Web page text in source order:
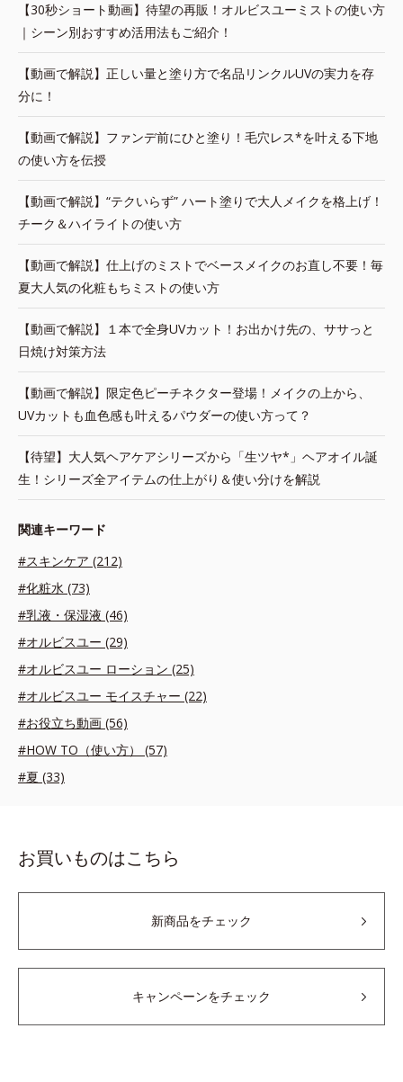
【30秒ショート動画】待望の再販！オルビスユーミストの使い方
｜シーン別おすすめ活用法もご紹介！
【動画で解説】正しい量と塗り方で名品リンクルUVの実力を存
分に！
【動画で解説】ファンデ前にひと塗り！毛穴レス*を叶える下地
の使い方を伝授
【動画で解説】“テクいらず” ハート塗りで大人メイクを格上げ！
チーク＆ハイライトの使い方
【動画で解説】仕上げのミストでベースメイクのお直し不要！毎
夏大人気の化粧もちミストの使い方
【動画で解説】１本で全身UVカット！お出かけ先の、ササっと
日焼け対策方法
【動画で解説】限定色ピーチネクター登場！メイクの上から、
UVカットも血色感も叶えるパウダーの使い方って？
【待望】大人気ヘアケアシリーズから「生ツヤ*」ヘアオイル誕
生！シリーズ全アイテムの仕上がり＆使い分けを解説
関連キーワード
#スキンケア (212)
#化粧水 (73)
#乳液・保湿液 (46)
#オルビスユー (29)
#オルビスユー ローション (25)
#オルビスユー モイスチャー (22)
#お役立ち動画 (56)
#HOW TO（使い方） (57)
#夏 (33)
お買いものはこちら
新商品をチェック
キャンペーンをチェック